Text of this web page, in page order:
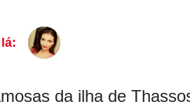
da ilha de